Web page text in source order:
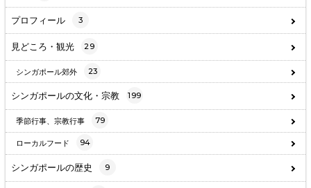
プロフィール 3
見どころ・観光 29
シンガポール郊外 23
シンガポールの文化・宗教 199
季節行事、宗教行事 79
ローカルフード 94
シンガポールの歴史 9